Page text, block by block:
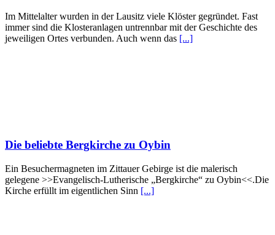
Im Mittelalter wurden in der Lausitz viele Klöster gegründet. Fast
immer sind die Klosteranlagen untrennbar mit der Geschichte des
jeweiligen Ortes verbunden. Auch wenn das [...]
Die beliebte Bergkirche zu Oybin
Ein Besuchermagneten im Zittauer Gebirge ist die malerisch
gelegene >>Evangelisch-Lutherische „Bergkirche“ zu Oybin<<.Die
Kirche erfüllt im eigentlichen Sinn [...]